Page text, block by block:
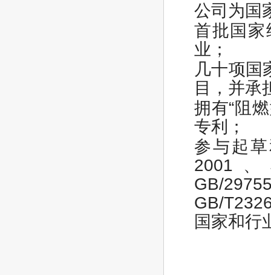
公司为国
首批国家
业；
几十项国
目，并承
拥有“阻
专利；
参与起
2001、
GB/
GB/
国家和行